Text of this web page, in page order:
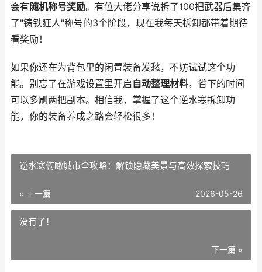
会有 随机称号奖励。有位大佬分享说拆了100把武器后集齐
了"铸铁狂人"称号的3个阶段，现在我每天拆卸都带着期待
看奖励！
如果你还在为背包里的闲置装备发愁，不妨试试这个功
能。别忘了在游戏设置里开启自动整理材料，省下的时间
可以多刷两把副本。相信我，掌握了这个逆水寒拆卸功
能，你的装备养成之路会轻松很多！
逆水寒俯瞰城市全攻略：解锁隐藏美景与高效探索技巧
« 上一篇 2026-05-26
没有了！
下一篇 »